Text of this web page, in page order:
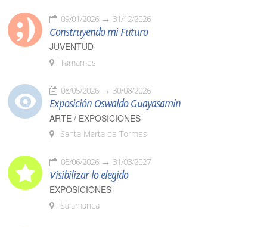
09/01/2026 31/12/2026
Construyendo mi Futuro
JUVENTUD
Tamames
08/05/2026 30/08/2026
Exposición Oswaldo Guayasamín
ARTE / EXPOSICIONES
Santa Marta de Tormes
05/06/2026 31/03/2027
Visibilizar lo elegido
EXPOSICIONES
Salamanca